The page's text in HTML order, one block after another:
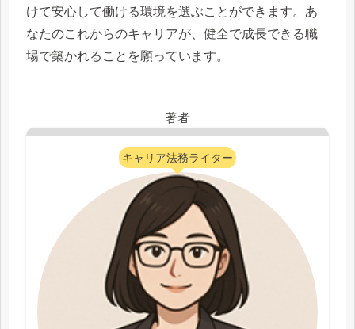
けて安心して働ける環境を選ぶことができます。あ
なたのこれからのキャリアが、健全で成長できる職
場で築かれることを願っています。
著者
キャリア法務ライター